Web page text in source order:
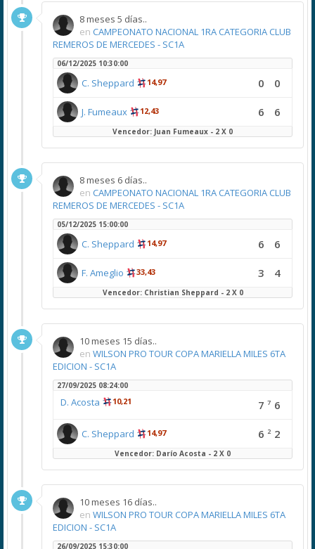
8 meses 5 días..
en CAMPEONATO NACIONAL 1RA CATEGORIA CLUB
REMEROS DE MERCEDES - SC1A
06/12/2025 10:30:00
C. Sheppard 14,97 0 0
J. Fumeaux 12,43 6 6
Vencedor: Juan Fumeaux - 2 X 0
8 meses 6 días..
en CAMPEONATO NACIONAL 1RA CATEGORIA CLUB
REMEROS DE MERCEDES - SC1A
05/12/2025 15:00:00
C. Sheppard 14,97 6 6
F. Ameglio 33,43 3 4
Vencedor: Christian Sheppard - 2 X 0
10 meses 15 días..
en WILSON PRO TOUR COPA MARIELLA MILES 6TA
EDICION - SC1A
27/09/2025 08:24:00
D. Acosta 10,21 7 7 6
C. Sheppard 14,97 6 2 2
Vencedor: Darío Acosta - 2 X 0
10 meses 16 días..
en WILSON PRO TOUR COPA MARIELLA MILES 6TA
EDICION - SC1A
26/09/2025 15:30:00